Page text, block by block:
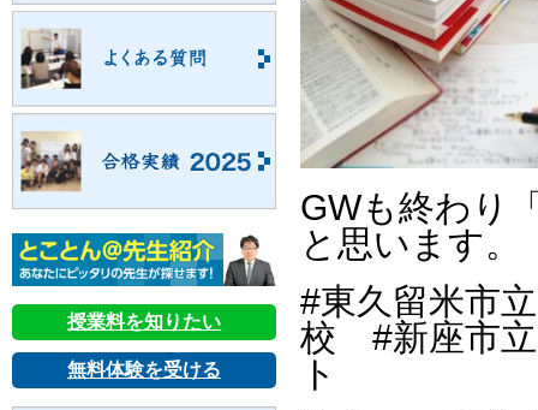
GWも終わり
と思います。
#東久留米市
校 #新座市
ト
授業料を知りたい
無料体験を受ける